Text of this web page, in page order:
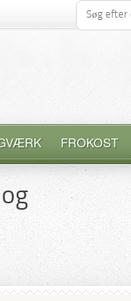
Søg efter
FROKOST